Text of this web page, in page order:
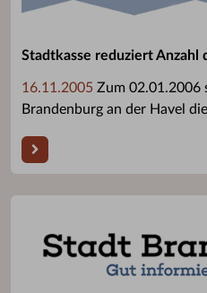
Stadtkasse reduziert Anzahl
16.11.2005 Zum 02.01.2006
Brandenburg an der Havel